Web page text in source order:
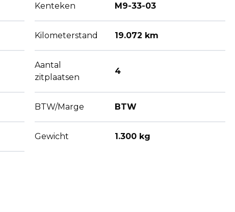
Kenteken M9-33-03
Kilometerstand 19.072 km
Aantal
zitplaatsen
4
BTW/Marge BTW
Gewicht 1.300 kg